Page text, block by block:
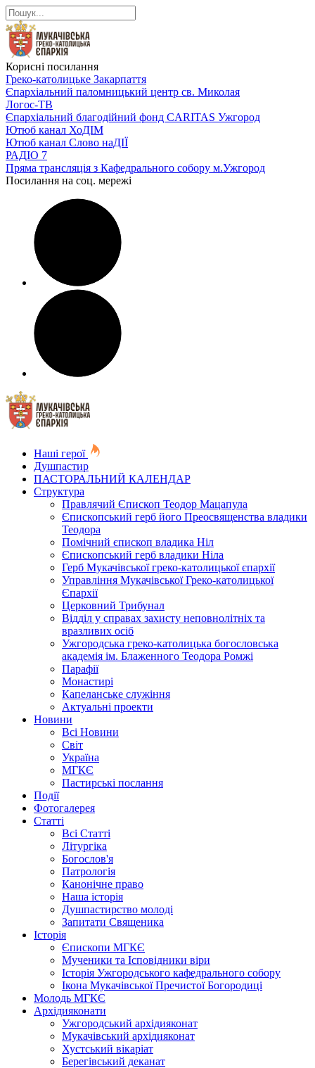
Корисні посилання
Греко-католицьке Закарпаття
Єпархіальний паломницький центр св. Миколая
Логос-ТВ
Єпархіальний благодійний фонд CARITAS Ужгород
Ютюб канал ХоДІМ
Ютюб канал Слово наДІЇ
РАДІО 7
Пряма трансляція з Кафедрального собору м.Ужгород
Посилання на соц. мережі
Наші герої
Душпастир
ПАСТОРАЛЬНИЙ КАЛЕНДАР
Структура
Правлячий Єпископ Теодор Мацапула
Єпископський герб його Преосвященства владики
Теодора
Помічний єпископ владика Ніл
Єпископський герб владики Ніла
Герб Мукачівської греко-католицької єпархії
Управління Мукачівської Греко-католицької
Єпархії
Церковний Трибунал
Відділ у справах захисту неповнолітніх та
вразливих осіб
Ужгородська греко-католицька богословська
академія ім. Блаженного Теодора Ромжі
Парафії
Монастирі
Капеланське служіння
Актуальні проекти
Новини
Всі Новини
Світ
Україна
МГКЄ
Пастирські послання
Події
Фотогалерея
Статті
Всі Статті
Літургіка
Богослов'я
Патрологія
Канонічне право
Наша історія
Душпастирство молоді
Запитати Священика
Історія
Єпископи МГКЄ
Мученики та Ісповідники віри
Історія Ужгородського кафедрального собору
Ікона Мукачівської Пречистої Богородиці
Молодь МГКЄ
Архідияконати
Ужгородський архідияконат
Мукачівський архідияконат
Хустський вікаріат
Берегівський деканат